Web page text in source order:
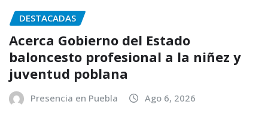
DESTACADAS
Acerca Gobierno del Estado
baloncesto profesional a la niñez y
juventud poblana
Presencia en Puebla Ago 6, 2026